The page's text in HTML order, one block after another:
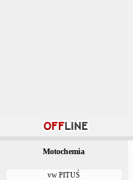
Motochemia
vw PITUŚ